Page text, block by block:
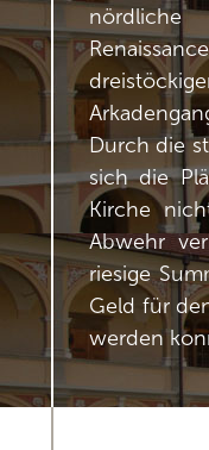
Durch die
sich die
Kirche
Abwehr
riesige
Geld für
werden